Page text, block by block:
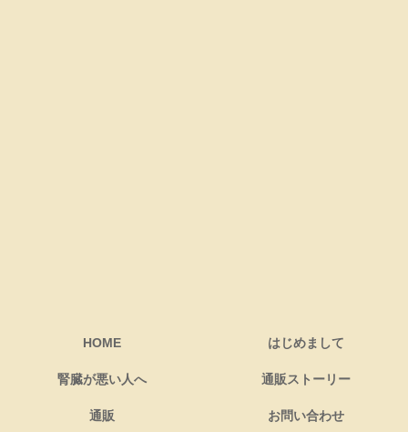
HOME はじめまして
腎臓が悪い人へ 通販ストーリー
通販 お問い合わせ